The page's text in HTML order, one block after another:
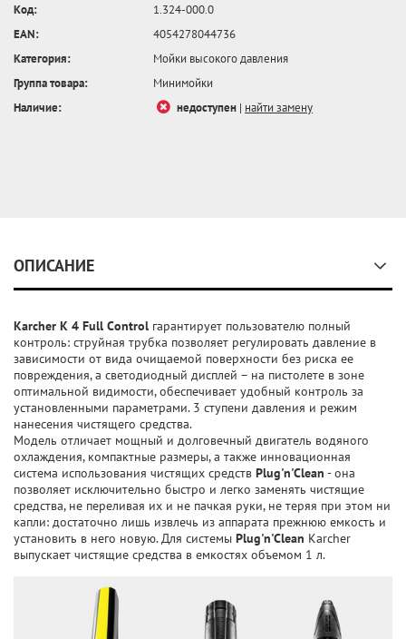
Код:
1.324-000.0
EAN:
4054278044736
Категория:
Мойки высокого давления
Группа товара:
Минимойки
Наличие:
недоступен | найти замену
ОПИСАНИЕ
Karcher K 4 Full Control гарантирует пользователю полный
контроль: струйная трубка позволяет регулировать давление в
зависимости от вида очищаемой поверхности без риска ее
повреждения, а cветодиодный дисплей – на пистолете в зоне
оптимальной видимости, обеспечивает удобный контроль за
установленными параметрами. 3 ступени давления и режим
нанесения чистящего средства.
Модель отличает мощный и долговечный двигатель водяного
охлаждения, компактные размеры, а также инновационная
система использования чистящих средств Plug'n'Clean - она
позволяет исключительно быстро и легко заменять чистящие
средства, не переливая их и не пачкая руки, не теряя при этом ни
капли: достаточно лишь извлечь из аппарата прежнюю емкость и
установить в него новую. Для системы Plug'n'Clean Karcher
выпускает чистящие средства в емкостях объемом 1 л.